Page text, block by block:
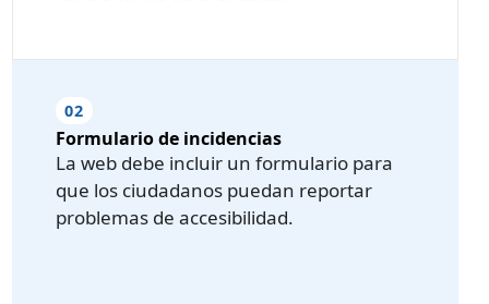
02
Formulario de incidencias
La web debe incluir un formulario para
que los ciudadanos puedan reportar
problemas de accesibilidad.